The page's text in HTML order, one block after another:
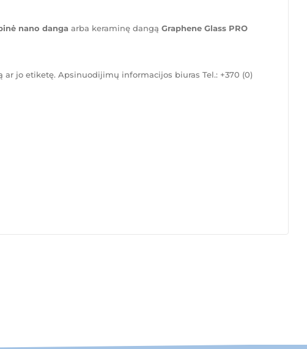
nano danga arba keraminę dangą Graphene Glass PRO
jo etiketę. Apsinuodijimų informacijos biuras Tel.: +370 (0)